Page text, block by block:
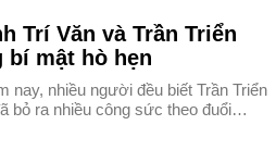
Trí Văn và Trần Triển
bí mật hò hẹn
nay, nhiều người đều biết Trần Triển
bỏ ra nhiều công sức theo đuổi…